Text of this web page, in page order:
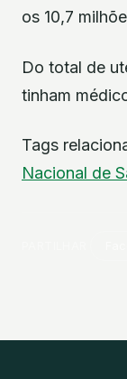
os 10,7
Do total de
tinham
Tags
Nacional de